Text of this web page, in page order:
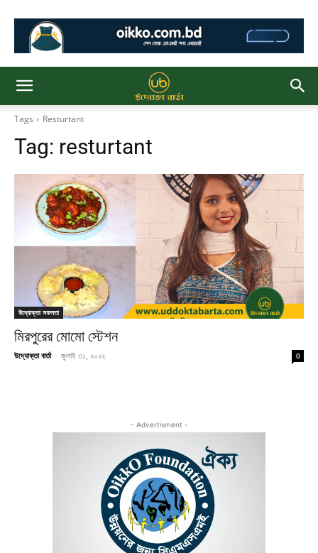
Tags Resturtant
Tag: resturtant
উদ্যোক্তা সফলতা
মিরপুরের মোমো স্টেশন
উদ্যোক্তা বার্তা - জুলাই ৩১, ২০২২ 0
- Advertisment -